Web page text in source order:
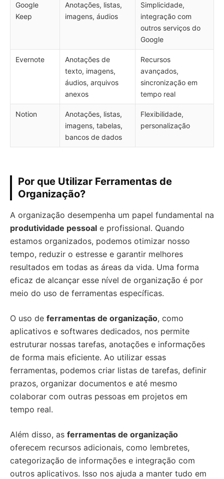
Google
Keep
Anotações, listas,
imagens, áudios
Simplicidade,
integração com
outros serviços do
Google
Evernote
Anotações de
texto, imagens,
áudios, arquivos
anexos
Recursos
avançados,
sincronização em
tempo real
Notion
Anotações, listas,
imagens, tabelas,
bancos de dados
Flexibilidade,
personalização
Por que Utilizar Ferramentas de
Organização?
A organização desempenha um papel fundamental na
produtividade pessoal e profissional. Quando
estamos organizados, podemos otimizar nosso
tempo, reduzir o estresse e garantir melhores
resultados em todas as áreas da vida. Uma forma
eficaz de alcançar esse nível de organização é por
meio do uso de ferramentas específicas.
O uso de ferramentas de organização, como
aplicativos e softwares dedicados, nos permite
estruturar nossas tarefas, anotações e informações
de forma mais eficiente. Ao utilizar essas
ferramentas, podemos criar listas de tarefas, definir
prazos, organizar documentos e até mesmo
colaborar com outras pessoas em projetos em
tempo real.
Além disso, as ferramentas de organização
oferecem recursos adicionais, como lembretes,
categorização de informações e integração com
outros aplicativos. Isso nos ajuda a manter tudo em